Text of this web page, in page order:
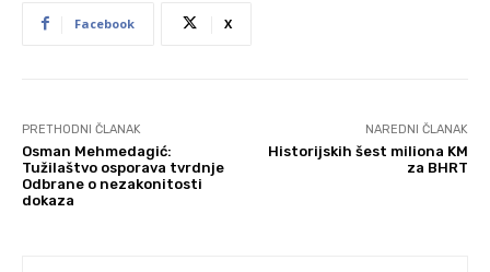
Facebook X
PRETHODNI ČLANAK
Osman Mehmedagić:
Tužilaštvo osporava tvrdnje
Odbrane o nezakonitosti
dokaza
NAREDNI ČLANAK
Historijskih šest miliona KM
za BHRT